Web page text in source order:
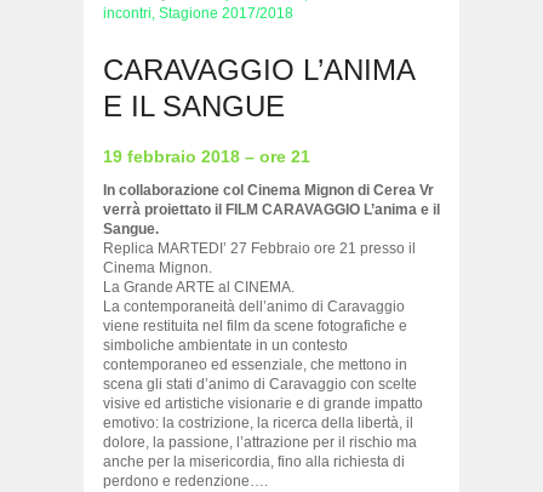
incontri, Stagione 2017/2018
CARAVAGGIO L’ANIMA
E IL SANGUE
19 febbraio 2018 – ore 21
In collaborazione col Cinema Mignon di Cerea Vr
verrà proiettato il FILM CARAVAGGIO L’anima e il
Sangue.
Replica MARTEDI’ 27 Febbraio ore 21 presso il
Cinema Mignon.
La Grande ARTE al CINEMA.
La contemporaneità dell’animo di Caravaggio
viene restituita nel film da scene fotografiche e
simboliche ambientate in un contesto
contemporaneo ed essenziale, che mettono in
scena gli stati d’animo di Caravaggio con scelte
visive ed artistiche visionarie e di grande impatto
emotivo: la costrizione, la ricerca della libertà, il
dolore, la passione, l’attrazione per il rischio ma
anche per la misericordia, fino alla richiesta di
perdono e redenzione….